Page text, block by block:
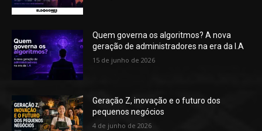
Quem governa os algoritmos? A nova
geração de administradores na era da I.A
15 de junho de 2026
Geração Z, inovação e o futuro dos
pequenos negócios
4 de junho de 2026